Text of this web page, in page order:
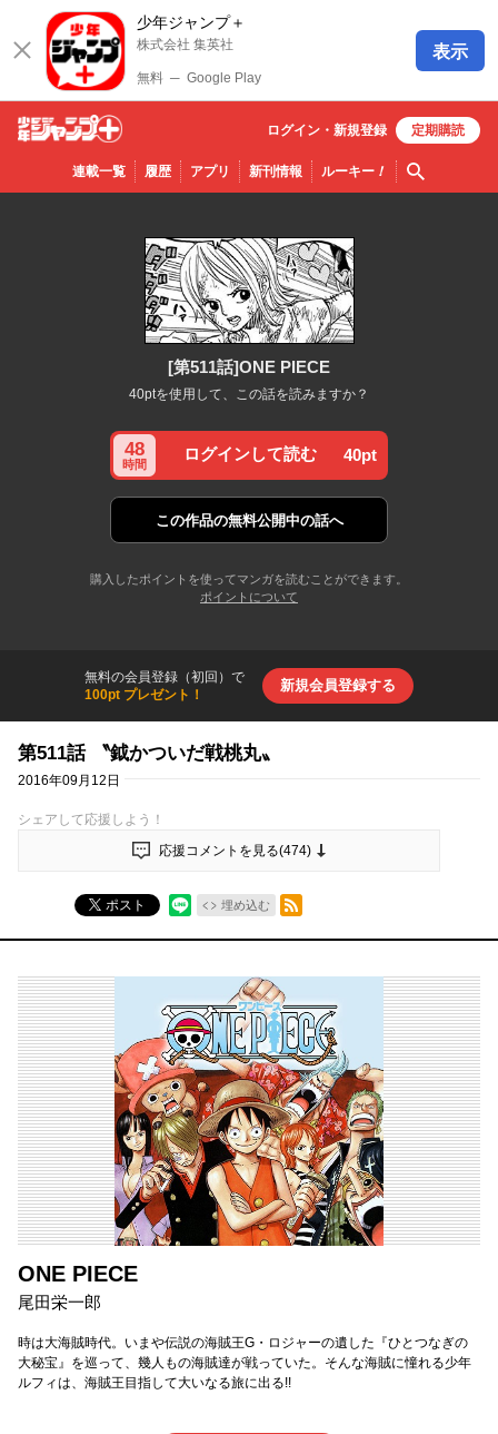
少年ジャンプ＋
株式会社 集英社
無料 ─ Google Play
表示
少年ジ
ャンプ
連載一覧 履歴 アプリ 新刊情報 ルーキー！ 検索
ログイン・ 新規登録 定期購読
[第511話]ONE PIECE
40ptを使用して、この話を読みますか？
48
時間
ログインして読む 40pt
この作品の無料公開中の話へ
購入したポイントを使ってマンガを読むことができます。
ポイントについて
無料の会員登録（初回）で
100pt プレゼント！
新規会員登録する
第511話 〝鉞かついだ戦桃丸〟
2016年09月12日
シェアして応援しよう！
応援コメントを見る(474)
ポスト 埋め込む
RSSフィード
ONE PIECE
尾田栄一郎
時は大海賊時代。いまや伝説の海賊王G・ロジャーの遺した『ひとつなぎの
大秘宝』を巡って、幾人もの海賊達が戦っていた。そんな海賊に憧れる少年
ルフィは、海賊王目指して大いなる旅に出る!!